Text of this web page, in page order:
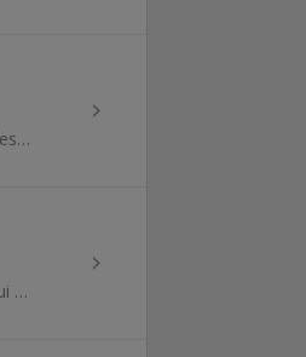
Depuis plus de 20 ans, Maisons du Monde crée et fabrique des meubles et des objets déco pour toutes les pièces de la maison. Aujourd'hui, ce sont p...
Ultra Premium Direct existe pour rendre accessible une nutrition de qualité qui respecte le régime alimentaire naturel de vos chiens et de vos chats.